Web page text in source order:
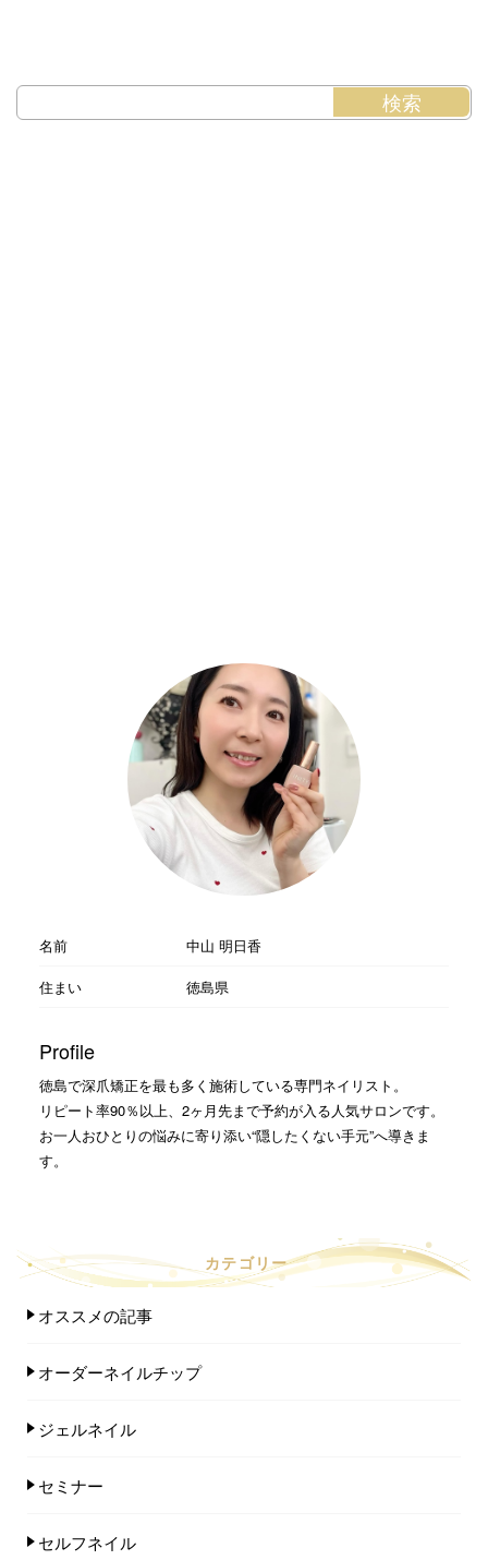
名前
中山 明日香
住まい
徳島県
Profile
徳島で深爪矯正を最も多く施術している専門ネイリスト。
リピート率90％以上、2ヶ月先まで予約が入る人気サロンです。
お一人おひとりの悩みに寄り添い“隠したくない手元”へ導きま
す。
カテゴリー
オススメの記事
オーダーネイルチップ
ジェルネイル
セミナー
セルフネイル